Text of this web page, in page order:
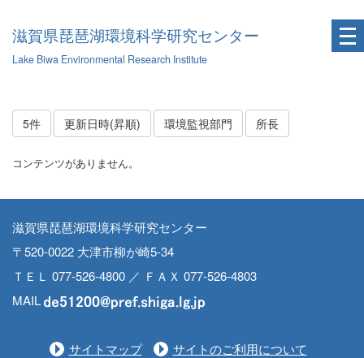
滋賀県琵琶湖環境科学研究センター
Lake Biwa Environmental Research Institute
5件 更新日時(昇順) 環境監視部門 所長
コンテンツがありません。
滋賀県琵琶湖環境科学研究センター
〒520-0022 大津市柳が崎5-34
ＴＥＬ 077-526-4800 ／ ＦＡＸ 077-526-4803
MAIL
サイトマップ サイトのご利用について